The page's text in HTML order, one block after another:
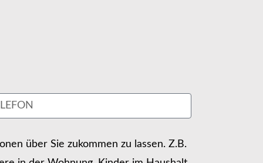
über Sie zukommen zu lassen. Z.B.